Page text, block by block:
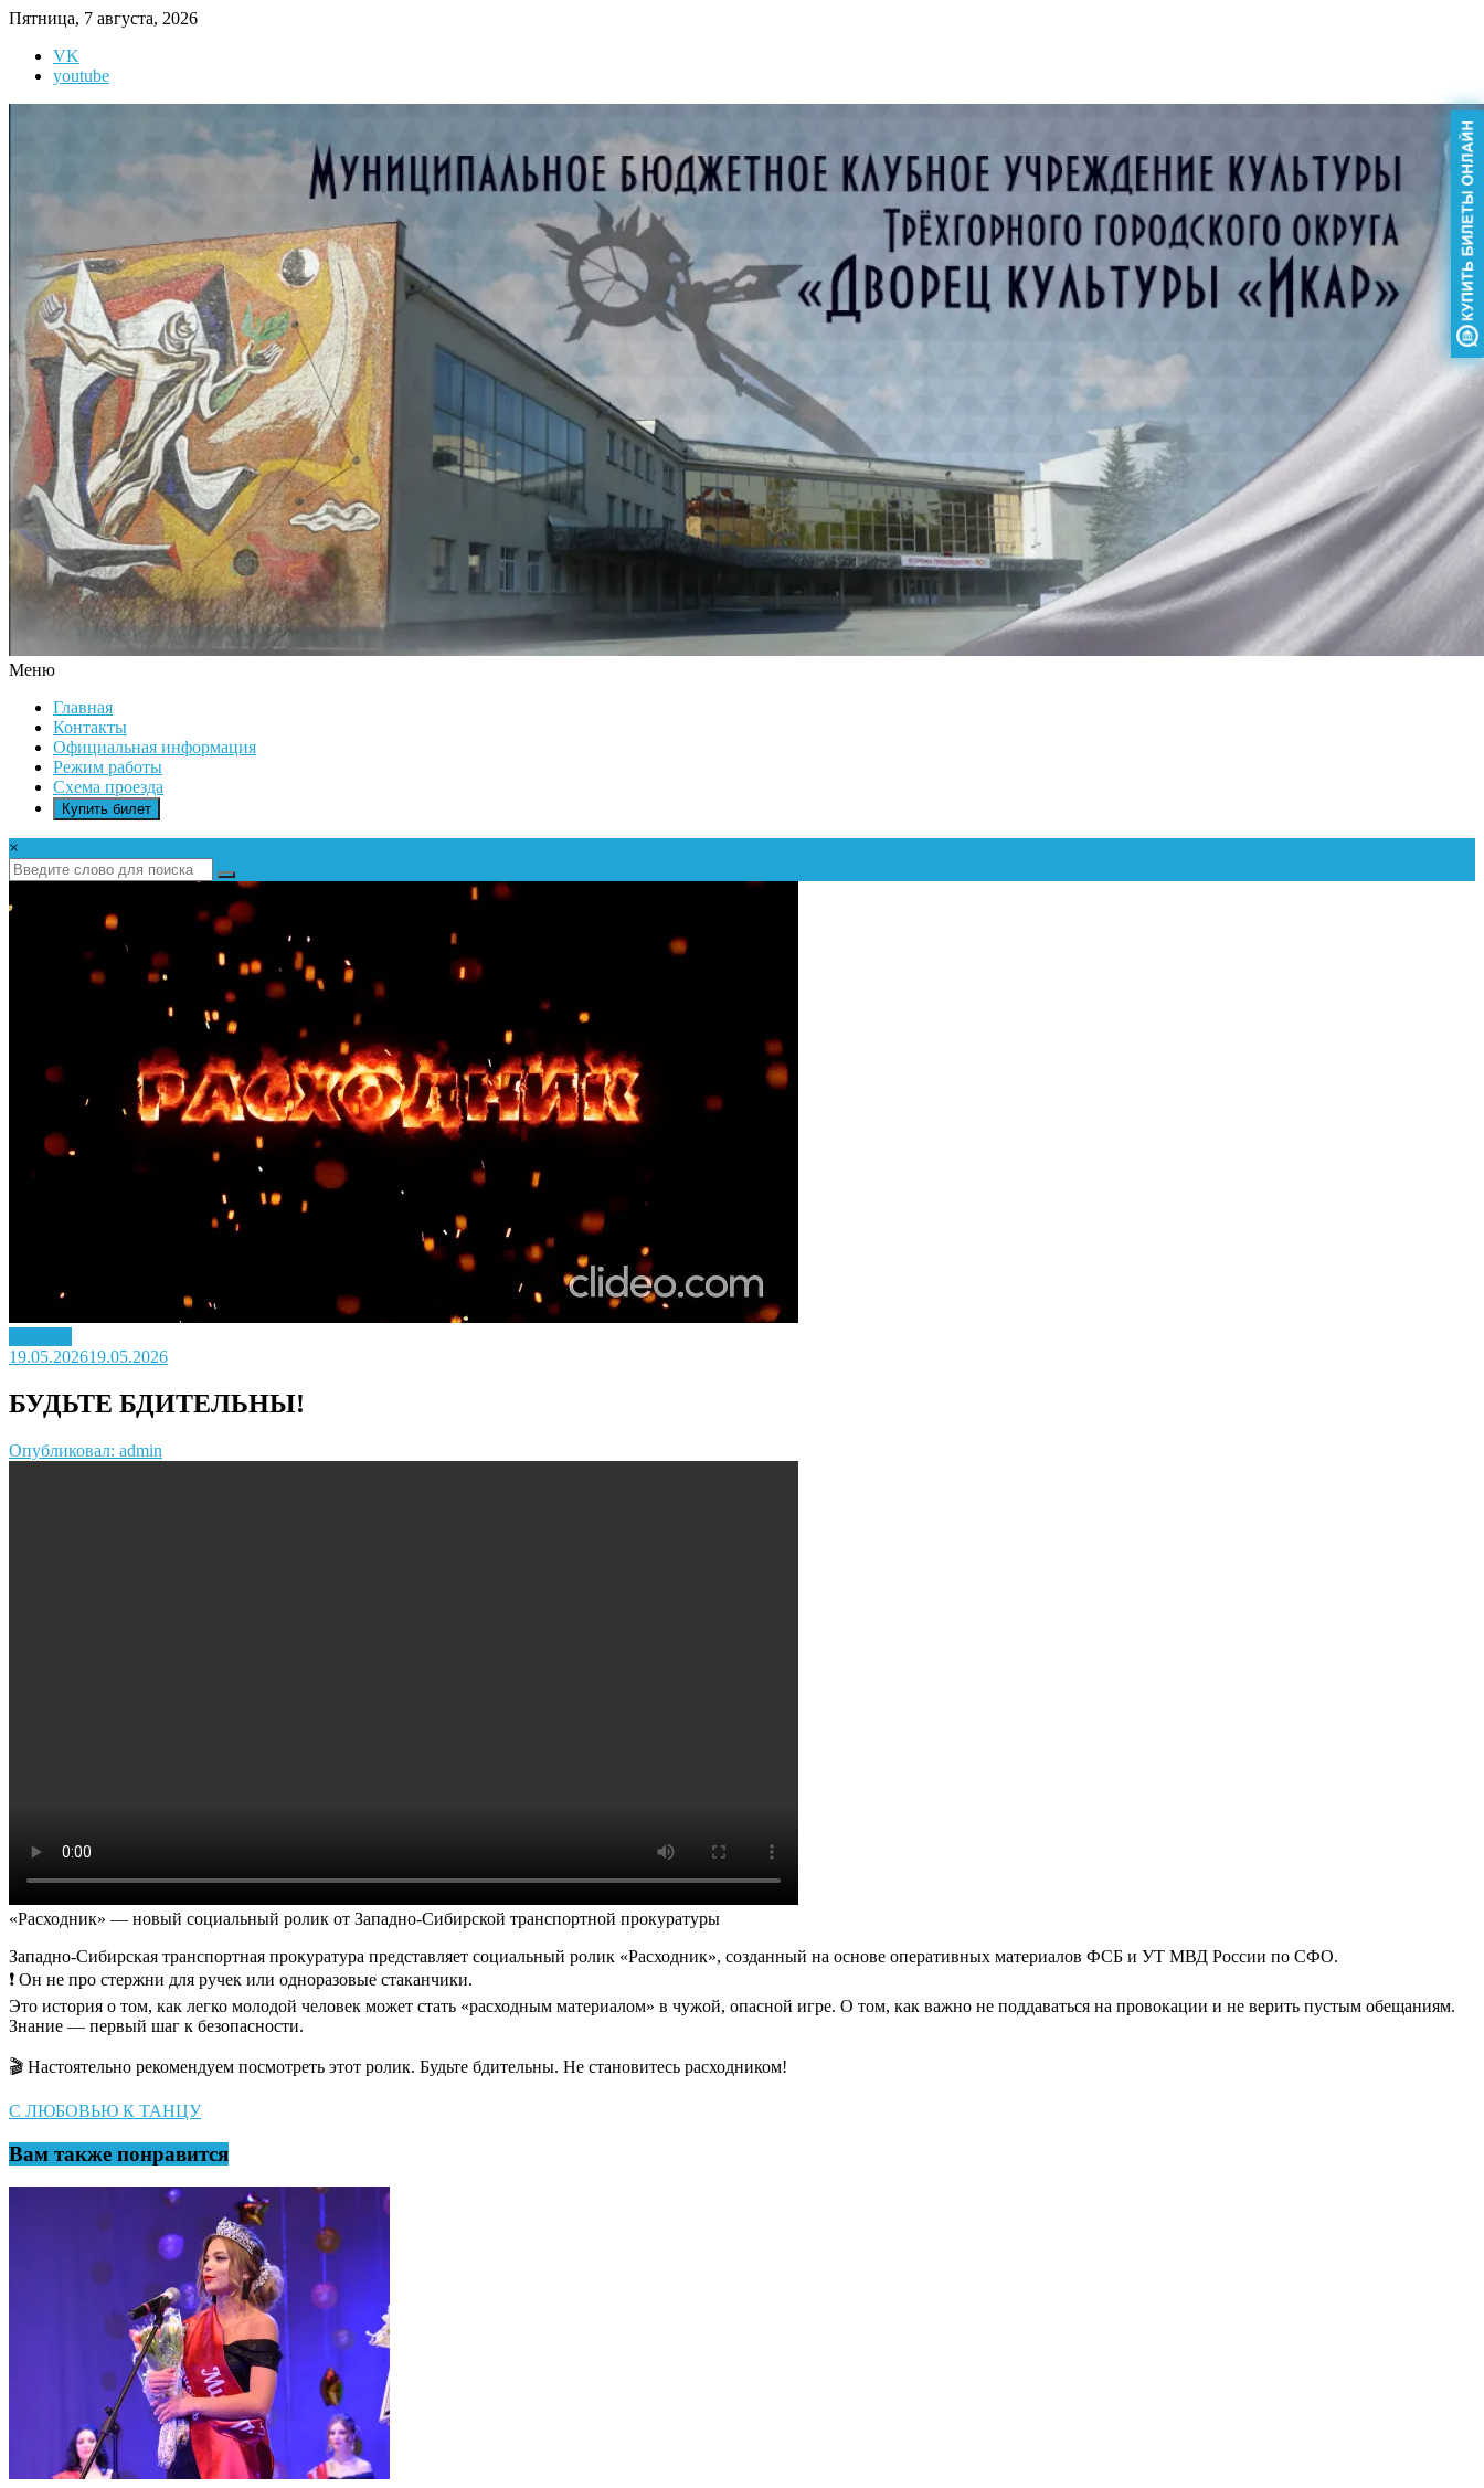
Перейти
содержимому
Пятница, 7 августа, 2026
VK
youtube
ИКАР
Меню
Главная
Контакты
Официальная информация
Режим работы
Схема проезда
Купить билет
×
19.05.202619.05.2026
БУДЬТЕ БДИТЕЛЬНЫ!
Опубликовал: admin
«Расходник» — новый социальный ролик от Западно-Сибирской транспортной прокуратуры
Западно-Сибирская транспортная прокуратура представляет социальный ролик «Расходник», созданный на основе оперативных материалов ФСБ и УТ МВД России по СФО.
❗️ Он не про стержни для ручек или одноразовые стаканчики.
Это история о том, как легко молодой человек может стать «расходным материалом» в чужой, опасной игре. О том, как важно не поддаваться на провокации и не верить пустым обещаниям.
Знание — первый шаг к безопасности.
🎬 Настоятельно рекомендуем посмотреть этот ролик. Будьте бдительны. Не становитесь расходником!
Навигация
записям
С ЛЮБОВЬЮ К ТАНЦУ
Вам также понравится